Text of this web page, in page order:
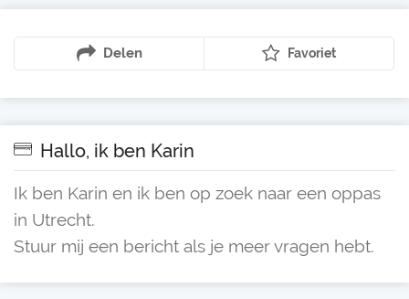
Delen Favoriet
Hallo, ik ben Karin
Ik ben Karin en ik ben op zoek naar een oppas
in Utrecht.
Stuur mij een bericht als je meer vragen hebt.